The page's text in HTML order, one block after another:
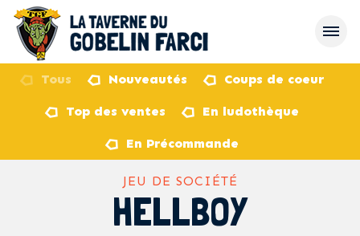
Tous Nouveautés Coups de coeur
Top des ventes En ludothèque
En Précommande
JEU DE SOCIÉTÉ
HELLBOY